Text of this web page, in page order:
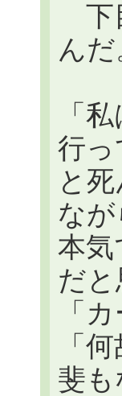
下
んだ
「
行っ
と
な
本
だと
「
「
斐